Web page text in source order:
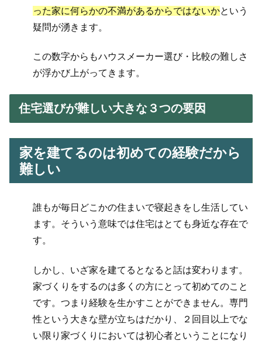
った家に何らかの不満があるからではないかという
疑問が湧きます。
この数字からもハウスメーカー選び・比較の難しさ
が浮かび上がってきます。
住宅選びが難しい大きな３つの要因
家を建てるのは初めての経験だから
難しい
誰もが毎日どこかの住まいで寝起きをし生活してい
ます。そういう意味では住宅はとても身近な存在で
す。
しかし、いざ家を建てるとなると話は変わります。
家づくりをするのは多くの方にとって初めてのこと
です。つまり経験を生かすことができません。専門
性という大きな壁が立ちはだかり、２回目以上でな
い限り家づくりにおいては初心者ということになり